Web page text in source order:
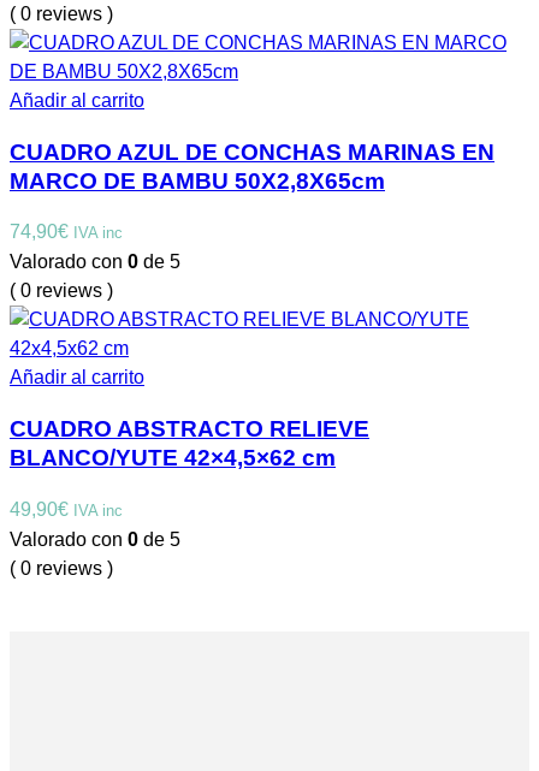
( 0 reviews )
Añadir al carrito
CUADRO AZUL DE CONCHAS MARINAS EN
MARCO DE BAMBU 50X2,8X65cm
74,90€ IVA inc
Valorado con 0 de 5
( 0 reviews )
Añadir al carrito
CUADRO ABSTRACTO RELIEVE
BLANCO/YUTE 42×4,5×62 cm
49,90€ IVA inc
Valorado con 0 de 5
( 0 reviews )